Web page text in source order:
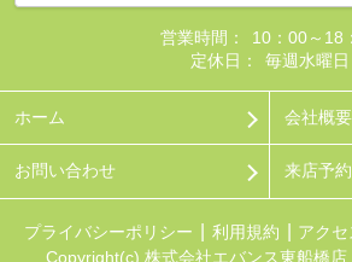
営業時間：
10：00～18
定休日：
毎週水曜日
ホーム 会社概要
お問い合わせ 来店予約
プライバシーポリシー 利用規約 アク
Copyright(c) 株式会社エバンス東船橋